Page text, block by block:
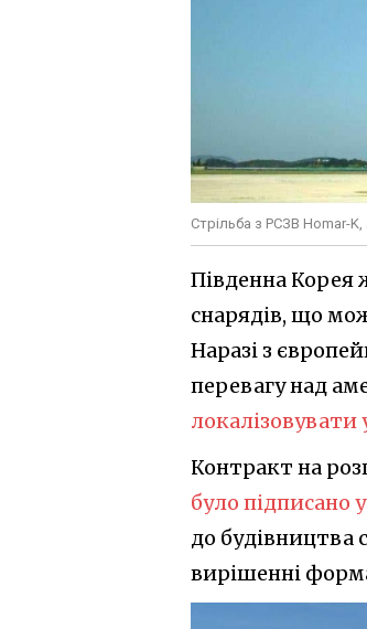
Стрільба з РСЗВ Homar-
Південна Корея
снарядів, що
Наразі з
перевагу над
локалізовувати
Контракт на
було підписано
до будівництва
вирішенні